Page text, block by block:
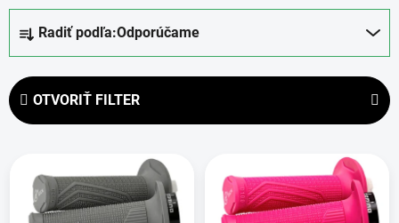
prevody
e
n
Radiť podľa:Odporúčame
OTVORIŤ FILTER